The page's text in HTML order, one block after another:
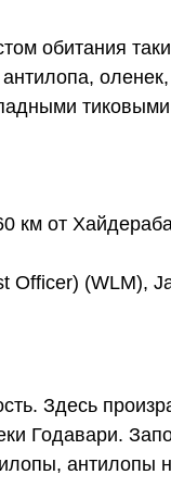
обитания
антилопа,
км от
Officer) (WLM),
Здесь
Годавари.
антилопы